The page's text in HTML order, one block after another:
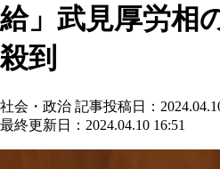
給」武見厚労相
殺到
社会・政治 記事投稿日：
最終更新日：2024.04.10 16:51